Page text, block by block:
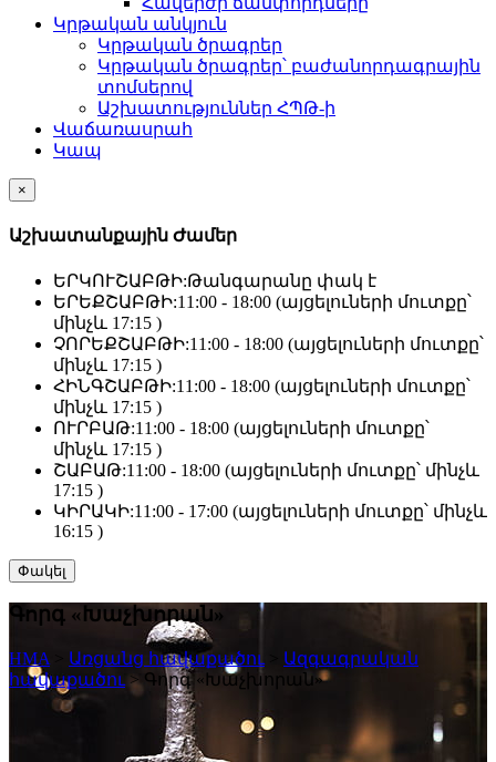
Կրթական անկյուն
Կրթական ծրագրեր
Կրթական ծրագրեր՝ բաժանորդագրային
տոմսերով
Աշխատություններ ՀՊԹ-ի
Վաճառասրահ
Կապ
×
Աշխատանքային Ժամեր
ԵՐԿՈՒՇԱԲԹԻ:Թանգարանը փակ է
ԵՐԵՔՇԱԲԹԻ:11:00 - 18:00 (այցելուների մուտքը՝
մինչև 17:15 )
ՉՈՐԵՔՇԱԲԹԻ:11:00 - 18:00 (այցելուների մուտքը՝
մինչև 17:15 )
ՀԻՆԳՇԱԲԹԻ:11:00 - 18:00 (այցելուների մուտքը՝
մինչև 17:15 )
ՈՒՐԲԱԹ:11:00 - 18:00 (այցելուների մուտքը՝
մինչև 17:15 )
ՇԱԲԱԹ:11:00 - 18:00 (այցելուների մուտքը՝ մինչև
17:15 )
ԿԻՐԱԿԻ:11:00 - 17:00 (այցելուների մուտքը՝ մինչև
16:15 )
Փակել
Գորգ «Խաչխորան»
HMA Առցանց հավաքածու
Ազգագրական
հավաքածու > Գորգ «Խաչխորան»